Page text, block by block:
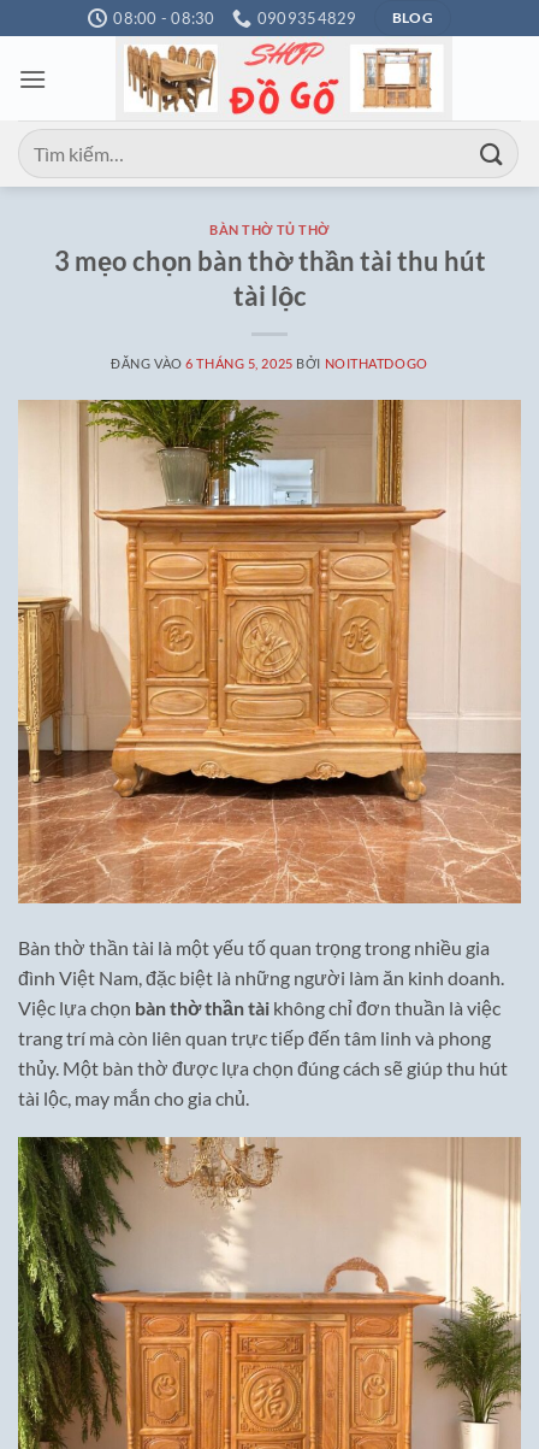
qua
nội
08:00 - 08:30 0909354829 BLOG
Tìm
kiếm:
BÀN THỜ TỦ THỜ
3 mẹo chọn bàn thờ thần tài thu hút
tài lộc
ĐĂNG VÀO6 THÁNG 5, 2025 BỞI NOITHATDOGO
Bàn thờ thần tài là một yếu tố quan trọng trong nhiều gia
đình Việt Nam, đặc biệt là những người làm ăn kinh doanh.
Việc lựa chọn bàn thờ thần tài không chỉ đơn thuần là việc
trang trí mà còn liên quan trực tiếp đến tâm linh và phong
thủy. Một bàn thờ được lựa chọn đúng cách sẽ giúp thu hút
tài lộc, may mắn cho gia chủ.